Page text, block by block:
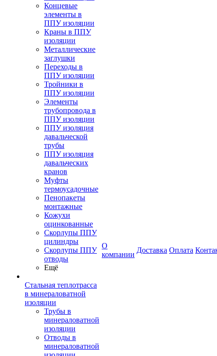
Концевые
элементы в
ППУ изоляции
Краны в ППУ
изоляции
Металлические
заглушки
Переходы в
ППУ изоляции
Тройники в
ППУ изоляции
Элементы
трубопровода в
ППУ изоляции
ППУ изоляция
давальческой
трубы
ППУ изоляция
давальческих
кранов
Муфты
термоусадочные
Пенопакеты
монтажные
Кожухи
оцинкованные
Скорлупы ППУ
цилиндры
Скорлупы ППУ
отводы
Ещё
Стальная теплотрасса
в минераловатной
изоляции
Трубы в
минераловатной
изоляции
Отводы в
минераловатной
О
компании
Доставка Оплата